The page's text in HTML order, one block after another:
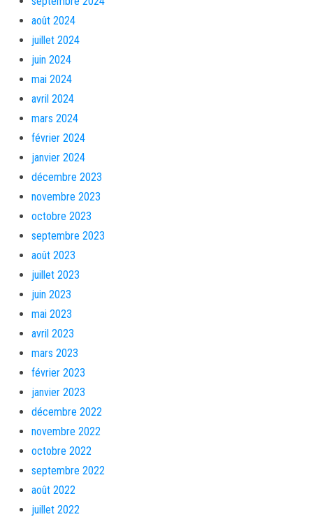
août 2024
juillet 2024
juin 2024
mai 2024
avril 2024
mars 2024
février 2024
janvier 2024
décembre 2023
novembre 2023
octobre 2023
septembre 2023
août 2023
juillet 2023
juin 2023
mai 2023
avril 2023
mars 2023
février 2023
janvier 2023
décembre 2022
novembre 2022
octobre 2022
septembre 2022
août 2022
juillet 2022